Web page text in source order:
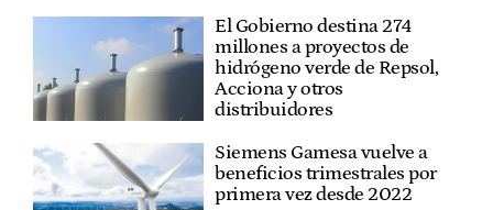
El Gobierno destina 274
millones a proyectos de
hidrógeno verde de Repsol,
Acciona y otros
distribuidores
Siemens Gamesa vuelve a
beneficios trimestrales por
primera vez desde 2022